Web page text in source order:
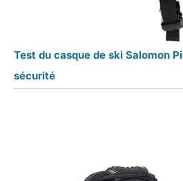
Test du casque de ski Salomon
sécurité